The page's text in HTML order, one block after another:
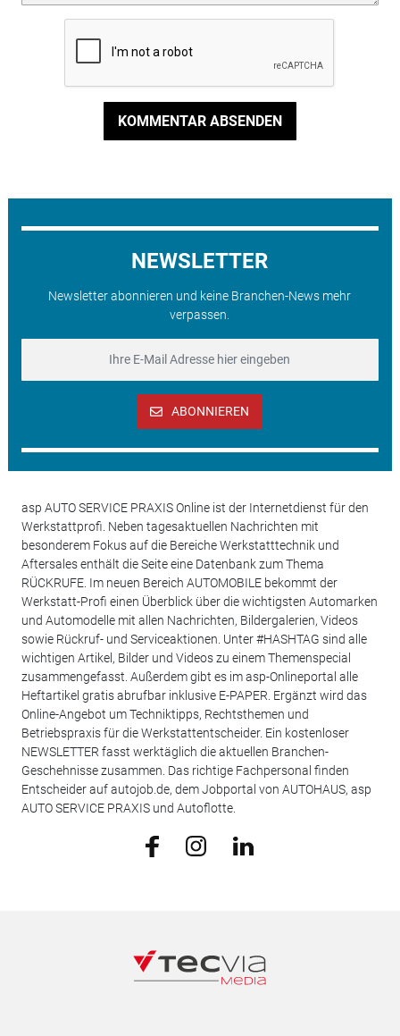
KOMMENTAR ABSENDEN
NEWSLETTER
Newsletter abonnieren und keine Branchen-News mehr
verpassen.
ABONNIEREN
asp AUTO SERVICE PRAXIS Online ist der Internetdienst für den
Werkstattprofi. Neben tagesaktuellen Nachrichten mit
besonderem Fokus auf die Bereiche Werkstatttechnik und
Aftersales enthält die Seite eine Datenbank zum Thema
RÜCKRUFE. Im neuen Bereich AUTOMOBILE bekommt der
Werkstatt-Profi einen Überblick über die wichtigsten Automarken
und Automodelle mit allen Nachrichten, Bildergalerien, Videos
sowie Rückruf- und Serviceaktionen. Unter #HASHTAG sind alle
wichtigen Artikel, Bilder und Videos zu einem Themenspecial
zusammengefasst. Außerdem gibt es im asp-Onlineportal alle
Heftartikel gratis abrufbar inklusive E-PAPER. Ergänzt wird das
Online-Angebot um Techniktipps, Rechtsthemen und
Betriebspraxis für die Werkstattentscheider. Ein kostenloser
NEWSLETTER fasst werktäglich die aktuellen Branchen-
Geschehnisse zusammen. Das richtige Fachpersonal finden
Entscheider auf autojob.de, dem Jobportal von AUTOHAUS, asp
AUTO SERVICE PRAXIS und Autoflotte.